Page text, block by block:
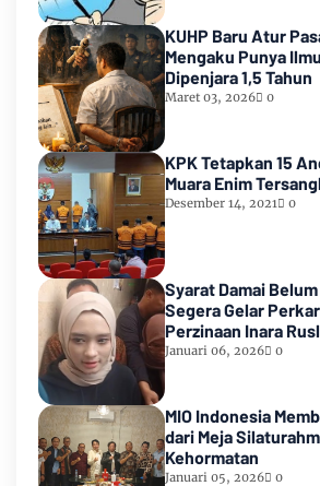
KUHP Baru Atur
Mengaku Punya
Dipenjara 1,5 Tahun
Maret 03, 2026 0
KPK Tetapkan 15
Muara Enim
Desember 14, 2021 0
Syarat Damai
Segera Gelar
Perzinaan Inara
Januari 06, 2026 0
MIO Indonesia
dari Meja
Kehormatan
Januari 05, 2026 0